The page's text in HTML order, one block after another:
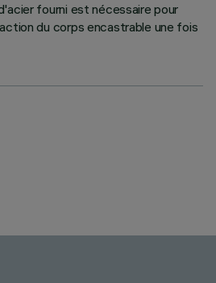
fourni est nécessaire pour
du corps encastrable une fois